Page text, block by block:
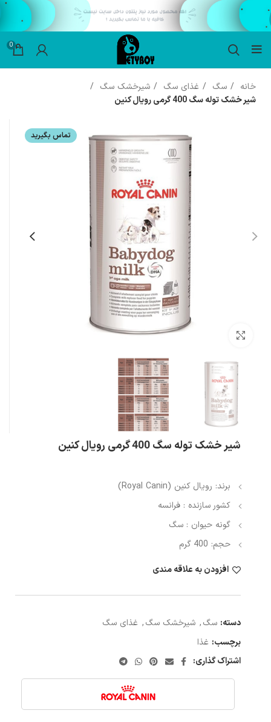
0
خانه سگ غذای سگ
شیرخشک سگ
شیر خشک توله سگ 400 گرمی رویال کنین
تماس بگیرید
بزرگنمایی تصویر
شیر خشک توله سگ 400 گرمی رویال کنین
برند: رویال کنین (Royal Canin)
کشور سازنده : فرانسه
گونه حیوان : سگ
حجم: 400 گرم
افزودن به علاقه مندی
دسته: سگ, شیرخشک سگ, غذای سگ
برچسب: غذا
اشتراک گذاری: